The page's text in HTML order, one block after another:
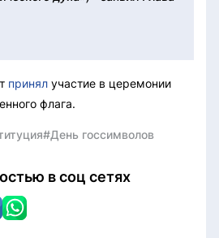
принял участие в церемонии
флага.
#День госсимволов
в соц сетях